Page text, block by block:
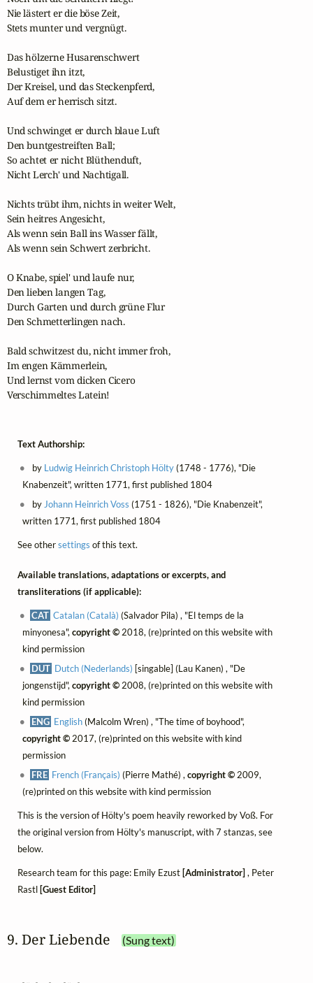
Nie lästert er die böse Zeit,
Stets munter und vergnügt.
Das hölzerne Husarenschwert
Belustiget ihn itzt,
Der Kreisel, und das Steckenpferd,
Auf dem er herrisch sitzt.
Und schwinget er durch blaue Luft
Den buntgestreiften Ball;
So achtet er nicht Blüthenduft,
Nicht Lerch' und Nachtigall.
Nichts trübt ihm, nichts in weiter Welt,
Sein heitres Angesicht,
Als wenn sein Ball ins Wasser fällt,
Als wenn sein Schwert zerbricht.
O Knabe, spiel' und laufe nur,
Den lieben langen Tag,
Durch Garten und durch grüne Flur
Den Schmetterlingen nach.
Bald schwitzest du, nicht immer froh,
Im engen Kämmerlein,
Und lernst vom dicken Cicero
Verschimmeltes Latein!
Text Authorship:
by Ludwig Heinrich Christoph Hölty(1748 - 1776), "Die
Knabenzeit", written 1771, first published 1804
byJohann Heinrich Voss (1751 - 1826), "Die Knabenzeit",
written 1771, first published 1804
See othersettings of this text.
Available translations, adaptations or excerpts, and
transliterations (if applicable):
CAT Catalan (Català) (Salvador Pila) , "El temps de la
minyonesa", copyright ©2018, (re)printed on this website with
kind permission
DUT Dutch (Nederlands) [singable] (Lau Kanen) , "De
jongenstijd", copyright ©2008, (re)printed on this website with
kind permission
ENG English(Malcolm Wren) , "The time of boyhood",
copyright ©2017, (re)printed on this website with kind
permission
FRE French (Français) (Pierre Mathé) ,copyright © 2009,
(re)printed on this website with kind permission
This is the version of Hölty's poem heavily reworked by Voß. For
the original version from Hölty's manuscript, with 7 stanzas, see
below.
Research team for this page: Emily Ezust [Administrator] , Peter
Rastl [Guest Editor]
9. Der Liebende (Sung text)